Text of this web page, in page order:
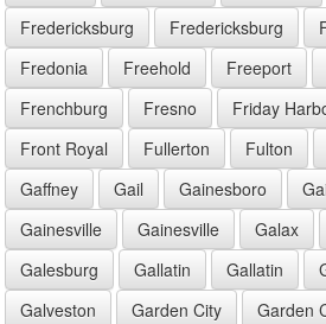
Fredericksburg
Fredericksburg
Fredonia
Freehold Freeport
Frenchburg
Fresno Friday
Front Royal
Fullerton Fulton
Gaffney
Gail Gainesboro
Gainesville
Gainesville Galax
Galesburg
Gallatin Gallatin
Galveston
Garden City Garden